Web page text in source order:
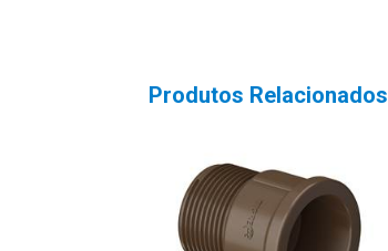
Produtos Relacionados